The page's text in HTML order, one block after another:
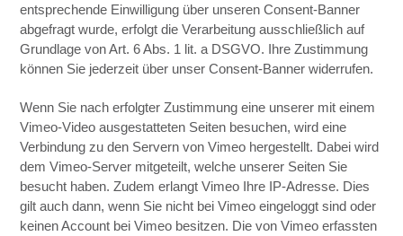
entsprechende Einwilligung über unseren Consent-Banner
abgefragt wurde, erfolgt die Verarbeitung ausschließlich auf
Grundlage von Art. 6 Abs. 1 lit. a DSGVO. Ihre Zustimmung
können Sie jederzeit über unser Consent-Banner widerrufen.
Wenn Sie nach erfolgter Zustimmung eine unserer mit einem
Vimeo-Video ausgestatteten Seiten besuchen, wird eine
Verbindung zu den Servern von Vimeo hergestellt. Dabei wird
dem Vimeo-Server mitgeteilt, welche unserer Seiten Sie
besucht haben. Zudem erlangt Vimeo Ihre IP-Adresse. Dies
gilt auch dann, wenn Sie nicht bei Vimeo eingeloggt sind oder
keinen Account bei Vimeo besitzen. Die von Vimeo erfassten